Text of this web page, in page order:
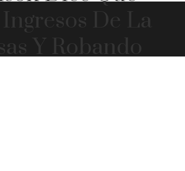
De La
Y Robando